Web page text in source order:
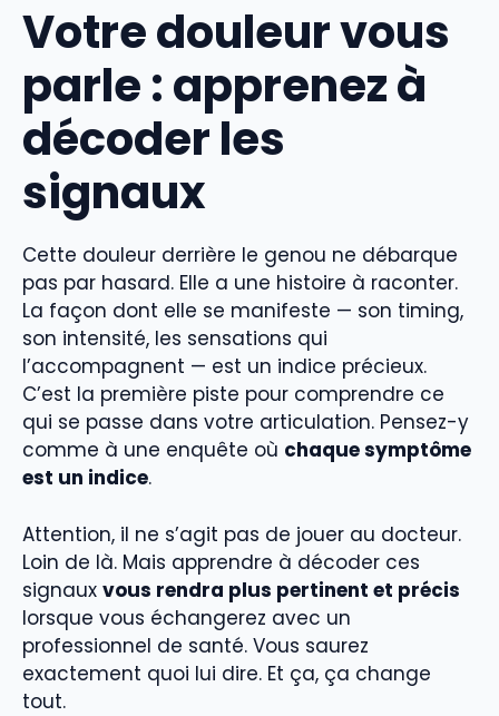
Votre douleur vous
parle : apprenez à
décoder les
signaux
Cette douleur derrière le genou ne débarque
pas par hasard. Elle a une histoire à raconter.
La façon dont elle se manifeste — son timing,
son intensité, les sensations qui
l’accompagnent — est un indice précieux.
C’est la première piste pour comprendre ce
qui se passe dans votre articulation. Pensez-y
comme à une enquête où chaque symptôme
est un indice.
Attention, il ne s’agit pas de jouer au docteur.
Loin de là. Mais apprendre à décoder ces
signaux vous rendra plus pertinent et précis
lorsque vous échangerez avec un
professionnel de santé. Vous saurez
exactement quoi lui dire. Et ça, ça change
tout.